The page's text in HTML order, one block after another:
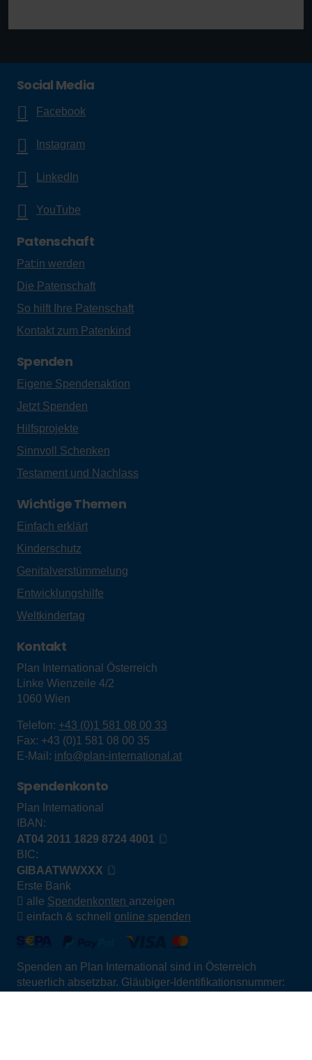
Sie haben Fragen und möchten diese mit uns
persönlich besprechen? Alle Fragen zum Thema
Unternehmenskooperationen mit Plan beantworten wir
E-Mail: info@plan-international.at
Sie sich jetzt für unseren
Unternehmen. Widerruf jederzeit möglich. Bitte
Jetzt anmelden!
Social Media
Facebook
Instagram
LinkedIn
Patenschaft
Die Patenschaft
So hilft Ihre Patenschaft
Spenden
Eigene Spendenaktion
Jetzt Spenden
Hilfsprojekte
Sinnvoll Schenken
Testament und Nachlass
Wichtige Themen
Einfach erklärt
Kinderschutz